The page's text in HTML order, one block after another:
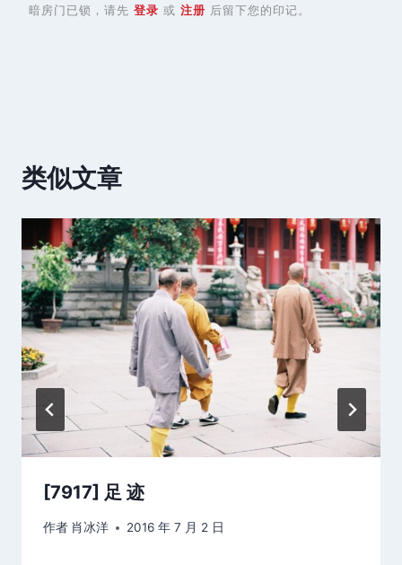
暗房门已锁，请先 登录 或 注册 后留下您的印记。
类似文章
[7917] 足 迹
作者 肖冰洋 2016 年 7 月 2 日